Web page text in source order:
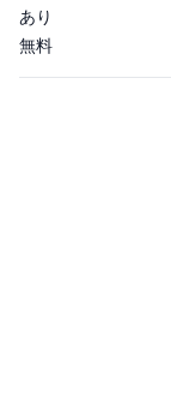
あり
無料